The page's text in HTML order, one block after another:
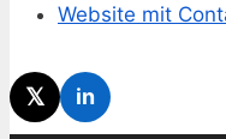
Website mit
𝕏 in